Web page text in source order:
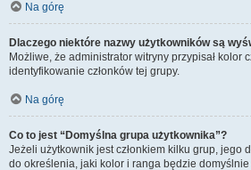
Na górę
Dlaczego niektóre nazwy użytkowników są
Możliwe, że administrator witryny przypisał kolor
identyfikowanie członków tej grupy.
Na górę
Co to jest “Domyślna grupa użytkownika”?
Jeżeli użytkownik jest członkiem kilku grup, jego
do określenia, jaki kolor i ranga będzie